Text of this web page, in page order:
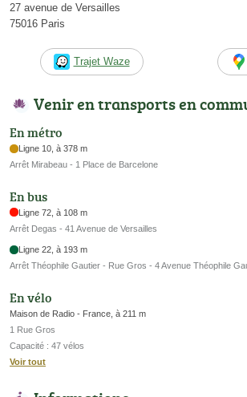
27 avenue de Versailles
75016 Paris
Trajet Waze
Venir en transports en
En métro
Ligne 10, à 378 m
Arrêt Mirabeau - 1 Place de Barcelone
En bus
Ligne 72, à 108 m
Arrêt Degas - 41 Avenue de Versailles
Ligne 22, à 193 m
Arrêt Théophile Gautier - Rue Gros - 4 Avenue Théophile
En vélo
Maison de Radio - France, à 211 m
1 Rue Gros
Capacité : 47 vélos
Voir tout